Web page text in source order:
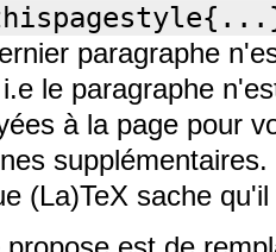
paragraphe
le paragraphe
à la page pour
(La)TeX sache